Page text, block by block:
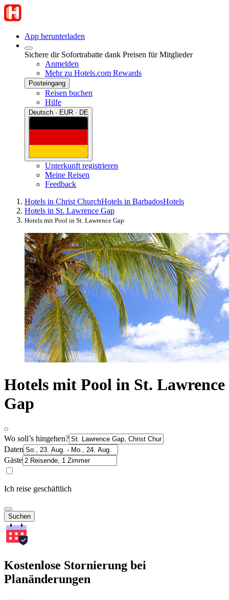
App herunterladen
Sichere dir Sofortrabatte dank Preisen für Mitglieder
Anmelden
Mehr zu Hotels.com Rewards
Posteingang
Reisen buchen
Hilfe
Deutsch · EUR · DE
Unterkunft registrieren
Meine Reisen
Feedback
Hotels in Christ ChurchHotels in BarbadosHotels
Hotels in St. Lawrence Gap
Hotels mit Pool in St. Lawrence Gap
Hotels mit Pool in St. Lawrence
Gap
Wo soll’s hingehen?
Daten
Gäste
Ich reise geschäftlich
Suchen
Kostenlose Stornierung bei
Planänderungen